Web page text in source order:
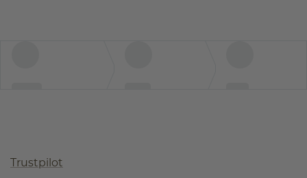
Trustpilot